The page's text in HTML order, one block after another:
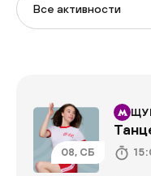
Все активности
08, СБ